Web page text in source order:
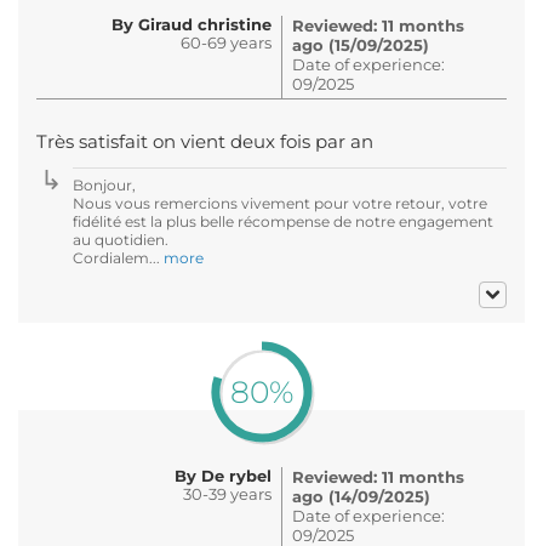
By Giraud christine
60-69 years
Reviewed: 11 months
ago (15/09/2025)
Date of experience:
09/2025
Très satisfait on vient deux fois par an
Bonjour,
Nous vous remercions vivement pour votre retour, votre
fidélité est la plus belle récompense de notre engagement
au quotidien.
Cordialem... more
80%
By De rybel
30-39 years
Reviewed: 11 months
ago (14/09/2025)
Date of experience:
09/2025